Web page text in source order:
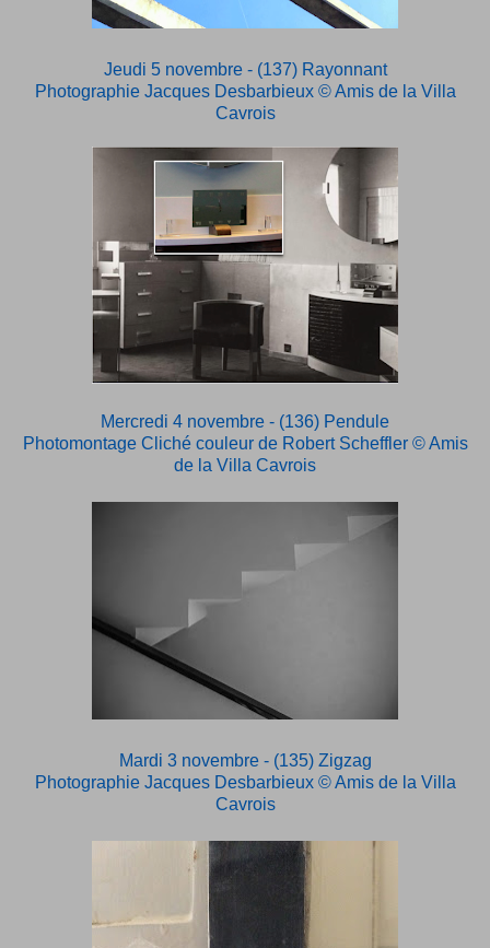
Jeudi 5 novembre - (137) Rayonnant
Photographie Jacques Desbarbieux© Amis de la Villa
Cavrois
Mercredi 4 novembre - (136) Pendule
Photomontage Cliché couleur de Robert Scheffler © Amis
de la Villa Cavrois
Mardi 3 novembre - (135) Zigzag
Photographie Jacques Desbarbieux© Amis de la Villa
Cavrois